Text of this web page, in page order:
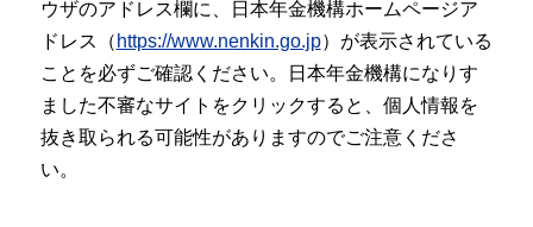
ウザのアドレス欄に、日本年金機構ホームページア
ドレス（ https://www.nenkin.go.jp）が表示されている
ことを必ずご確認ください。日本年金機構になりす
ました不審なサイトをクリックすると、個人情報を
抜き取られる可能性がありますのでご注意くださ
い。